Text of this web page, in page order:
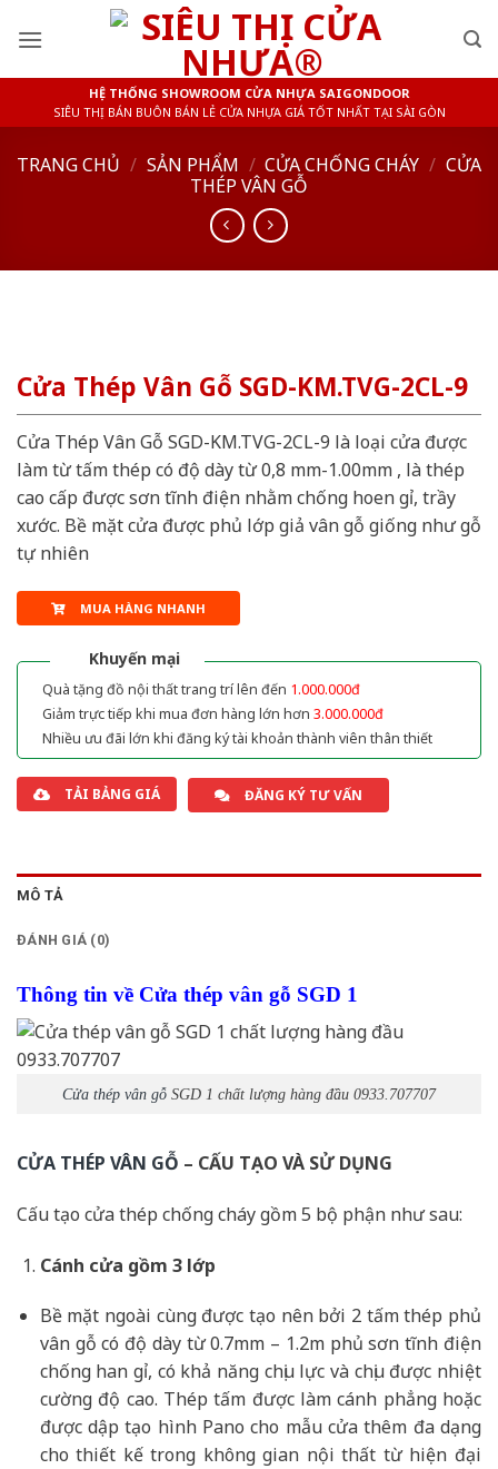
HỆ THỐNG SHOWROOM CỬA NHỰA SAIGONDOOR
SIÊU THỊ BÁN BUÔN BÁN LẺ CỬA NHỰA GIÁ TỐT NHẤT TẠI SÀI GÒN
TRANG CHỦ / SẢN PHẨM / CỬA CHỐNG CHÁY / CỬA
THÉP VÂN GỖ
Cửa Thép Vân Gỗ SGD-KM.TVG-2CL-9
Cửa Thép Vân Gỗ SGD-KM.TVG-2CL-9 là loại cửa được
làm từ tấm thép có độ dày từ 0,8 mm-1.00mm , là thép
cao cấp được sơn tĩnh điện nhằm chống hoen gỉ, trầy
xước. Bề mặt cửa được phủ lớp giả vân gỗ giống như gỗ
tự nhiên
MUA HÀNG NHANH
Khuyến mại
Quà tặng đồ nội thất trang trí lên đến 1.000.000đ
Giảm trực tiếp khi mua đơn hàng lớn hơn 3.000.000đ
Nhiều ưu đãi lớn khi đăng ký tài khoản thành viên thân thiết
TẢI BẢNG GIÁ ĐĂNG KÝ TƯ VẤN
MÔ TẢ
ĐÁNH GIÁ (0)
Thông tin về Cửa thép vân gỗ SGD 1
Cửa thép vân gỗ SGD 1 chất lượng hàng đầu 0933.707707
CỬA THÉP VÂN GỖ – CẤU TẠO VÀ SỬ DỤNG
Cấu tạo cửa thép chống cháy gồm 5 bộ phận như sau:
Cánh cửa gồm 3 lớp
Bề mặt ngoài cùng được tạo nên bởi 2 tấm thép phủ
vân gỗ có độ dày từ 0.7mm – 1.2m phủ sơn tĩnh điện
chống han gỉ, có khả năng chịu lực và chịu được nhiệt
cường độ cao. Thép tấm được làm cánh phẳng hoặc
được dập tạo hình Pano cho mẫu cửa thêm đa dạng
cho thiết kế trong không gian nội thất từ hiện đại